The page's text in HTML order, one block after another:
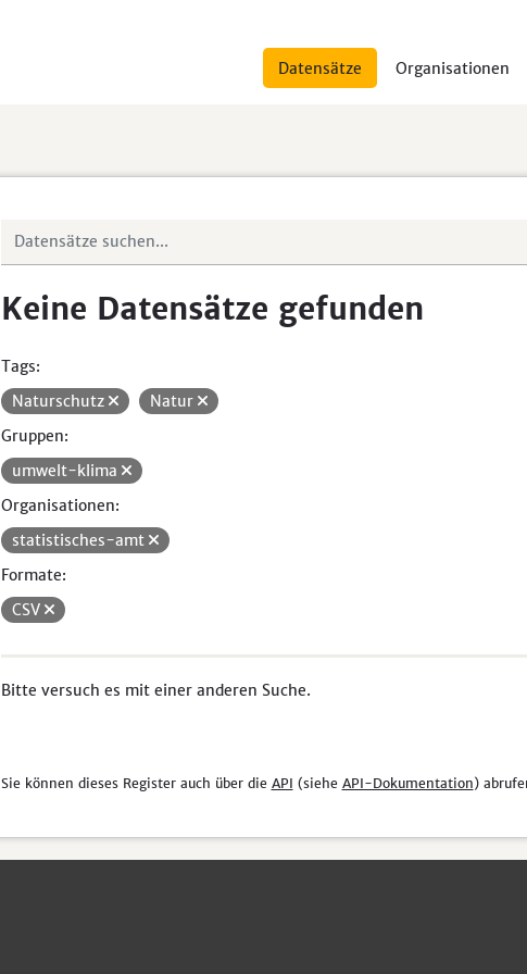
Datensätze Organisationen
Keine Datensätze gefunden
Tags:
Naturschutz
Natur
Gruppen:
umwelt-klima
Organisationen:
statistisches-amt
Formate:
CSV
Bitte versuch es mit einer anderen Suche.
Sie können dieses Register auch über die API (siehe API-Dokumentation)